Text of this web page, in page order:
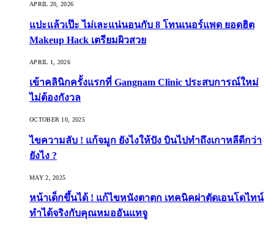
APRIL 20, 2026
แปะแล้วเป๊ะ ไม่เละแน่นอนกับ 8 โทนเนอร์แพด ยอดฮิต
Makeup Hack เตรียมผิวสวย
APRIL 1, 2026
เข้าคลินิกครั้งแรกที่ Gangnam Clinic ประสบการณ์ใหม่
ไม่ต้องกังวล
OCTOBER 10, 2025
ไขความลับ ! แก้จมูก ยังไงให้ปัง บินไปทำถึงเกาหลีดีกว่า
ยังไง ?
MAY 2, 2025
หน้าเด็กขึ้นได้ ! แก้ไขหนังตาตก เทคนิคผ่าตัดเอนโดไทน์
ทำได้จริงกับคุณหมออันแทจู